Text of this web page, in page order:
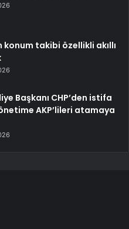
konum takibi özellikli akıllı
Başkanı CHP’den istifa
AKP’lileri atamaya